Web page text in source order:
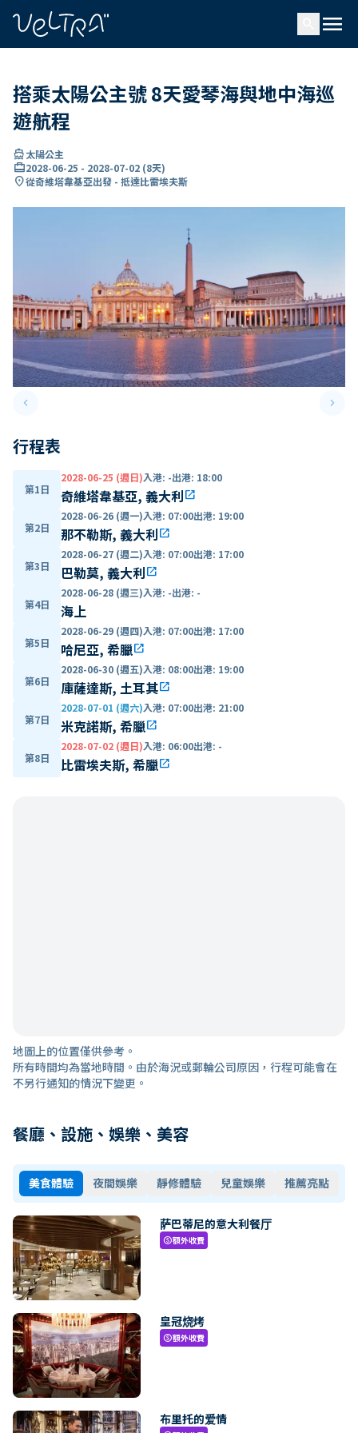
menu
搭乘太陽公主號 8天愛琴海與地中海巡
遊航程
directions_boat太陽公主
card_travel2028-06-25 - 2028-07-02 (8天)
location_on從奇維塔韋基亞出發 - 抵達比雷埃夫斯
keyboard_arrow_leftPrevious slide keyboard_arrow_right
行程表
第1日
2028-06-25 (週日)入港: -出港: 18:00
奇維塔韋基亞, 義大利open_in_new
第2日
2028-06-26 (週一)入港: 07:00出港: 19:00
那不勒斯, 義大利open_in_new
第3日
2028-06-27 (週二)入港: 07:00出港: 17:00
巴勒莫, 義大利open_in_new
第4日
2028-06-28 (週三)入港: -出港: -
海上
第5日
2028-06-29 (週四)入港: 07:00出港: 17:00
哈尼亞, 希臘open_in_new
第6日
2028-06-30 (週五)入港: 08:00出港: 19:00
庫薩達斯, 土耳其open_in_new
第7日
2028-07-01 (週六)入港: 07:00出港: 21:00
米克諾斯, 希臘open_in_new
第8日
2028-07-02 (週日)入港: 06:00出港: -
比雷埃夫斯, 希臘open_in_new
地圖上的位置僅供參考。
所有時間均為當地時間。由於海況或郵輪公司原因，行程可能會在
不另行通知的情況下變更。
餐廳、設施、娛樂、美容
美食體驗 夜間娛樂 靜修體驗 兒童娛樂 推薦亮點
萨巴蒂尼的意大利餐厅
paid額外收費
皇冠烧烤
paid額外收費
布里托的爱情